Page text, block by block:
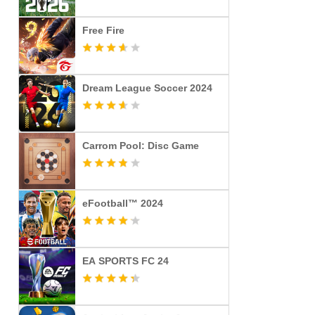
Free Fire
Dream League Soccer 2024
Carrom Pool: Disc Game
eFootball™ 2024
EA SPORTS FC 24